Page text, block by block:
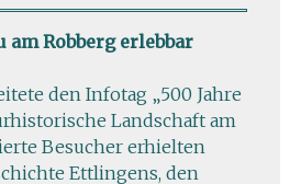
am Robberg erlebbar
den Infotag „500 Jahre
Landschaft am
Besucher erhielten
Ettlingens, den